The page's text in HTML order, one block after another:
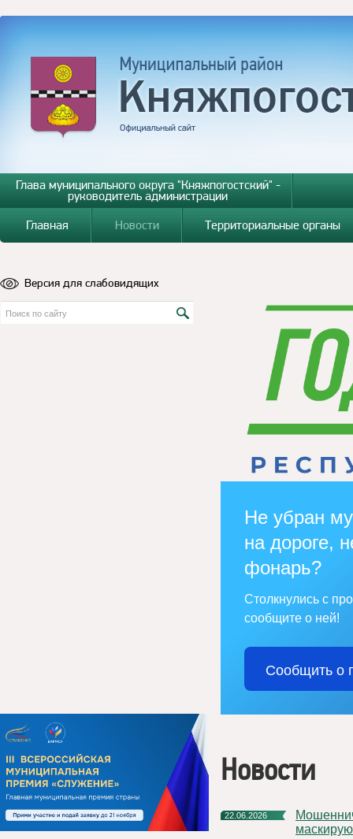
Глава муниципального округа "Княжпогостский" -
руководитель администрации
Главная
Новости Территориальные органы
Версия для слабовидящих
Не убран
на дороге,
фонарь?
Столкнулись с
сообщите о ней!
Сообщить о
Новости
22.06.2026
Мошенническая схема в мессенджерах: как аферисты